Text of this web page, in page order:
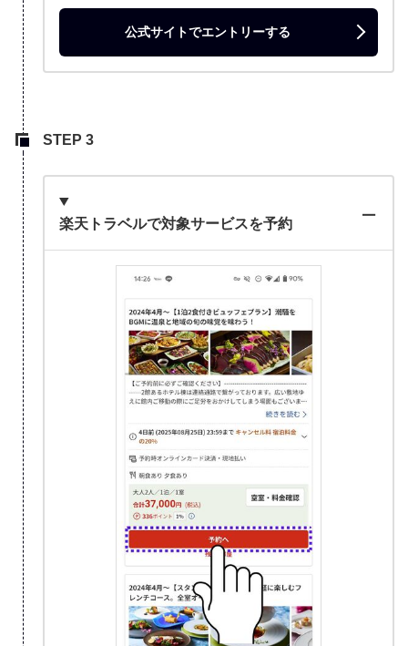
公式サイトでエントリーする
楽天トラベルで対象サービスを予約